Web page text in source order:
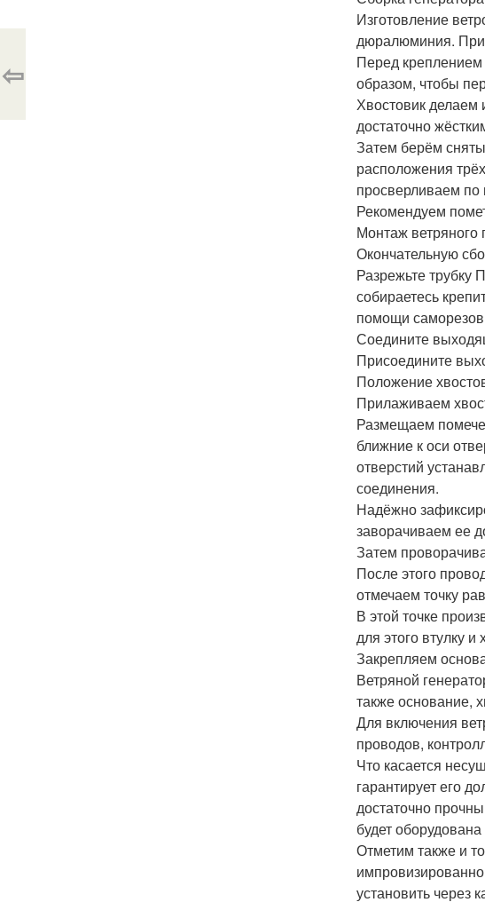
Изготовление
дюралюминия.
Перед креплением
образом, чтобы
Хвостовик
достаточно
Затем берём
расположения
просверливаем по
Рекомендуем
Монтаж ветряного
Окончательную
Разрежьте трубку
собираетесь
помощи
Соедините
Присоедините
Положение
Прилаживаем
Размещаем
ближние к оси
отверстий
соединения.
Надёжно
заворачиваем ее
Затем
После этого
отмечаем точку
В этой точке
для этого втулку и
Закрепляем
Ветряной
также основание,
Для включения
проводов,
Что касается
гарантирует его
достаточно
будет
Отметим также и
установить через
⇦